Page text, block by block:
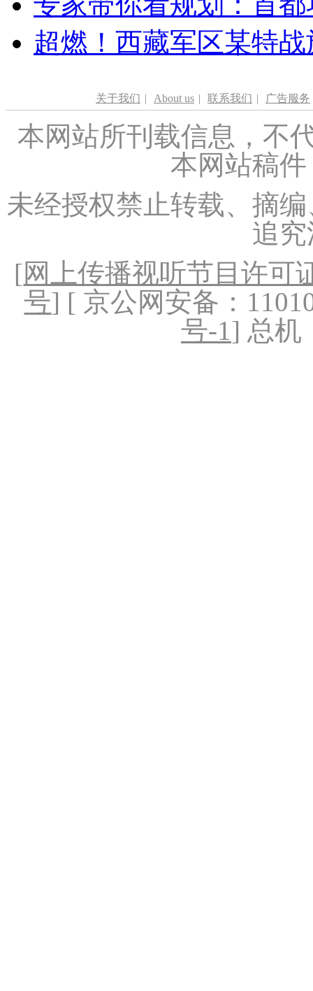
超燃！西藏军区某特
关于我们 | About us | 联系我们 | 广告服务
本网站所刊载信息，不
本网站稿
未经授权禁止转载、摘
追
[网上传播视听节目许可
号] [ 京公网安备：
号-1] 总机